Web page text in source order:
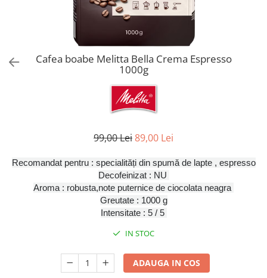
Aspiratoare verticale
Apiratoare cu sac
Aspiratoare fara sac
Ingrijirea rufelor si a vaselor
Masini de spalat rufe cu uscator
Cafea boabe Melitta Bella Crema Espresso
1000g
99,00 Lei89,00 Lei
Recomandat pentru : specialități din spumă de lapte , espresso
Decofeinizat : NU
Aroma : robusta,note puternice de ciocolata neagra
Greutate : 1000 g
Intensitate : 5 / 5
IN STOC
ADAUGA IN COS